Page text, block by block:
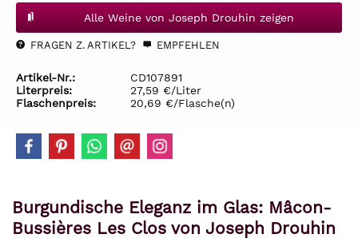
Alle Weine von Joseph Drouhin zeigen
FRAGEN Z. ARTIKEL? EMPFEHLEN
Artikel-Nr.:
CD107891
Literpreis:
27,59 €/Liter
Flaschenpreis:
20,69 €/Flasche(n)
Burgundische Eleganz im Glas: Mâcon-
Bussières Les Clos von Joseph Drouhin